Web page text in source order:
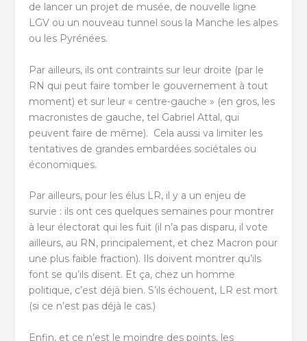
de lancer un projet de musée, de nouvelle ligne
LGV ou un nouveau tunnel sous la Manche les alpes
ou les Pyrénées.
Par ailleurs, ils ont contraints sur leur droite (par le
RN qui peut faire tomber le gouvernement à tout
moment) et sur leur « centre-gauche » (en gros, les
macronistes de gauche, tel Gabriel Attal, qui
peuvent faire de même). Cela aussi va limiter les
tentatives de grandes embardées sociétales ou
économiques.
Par ailleurs, pour les élus LR, il y a un enjeu de
survie : ils ont ces quelques semaines pour montrer
à leur électorat qui les fuit (il n’a pas disparu, il vote
ailleurs, au RN, principalement, et chez Macron pour
une plus faible fraction). Ils doivent montrer qu’ils
font se qu’ils disent. Et ça, chez un homme
politique, c’est déjà bien. S’ils échouent, LR est mort
(si ce n’est pas déjà le cas.)
Enfin, et ce n’est le moindre des points, les